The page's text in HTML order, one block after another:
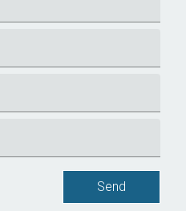
Send